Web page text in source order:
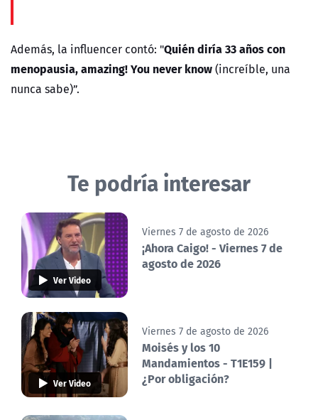
Además, la influencer contó: "Quién diría 33 años con
menopausia, amazing! You never know(increíble, una
nunca sabe)”.
Te podría interesar
Ver Video
Viernes 7 de agosto de 2026
¡Ahora Caigo! - Viernes 7 de
agosto de 2026
Ver Video
Viernes 7 de agosto de 2026
Moisés y los 10
Mandamientos - T1E159 |
¿Por obligación?